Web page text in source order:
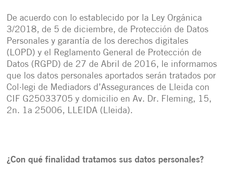
De acuerdo con lo establecido por la Ley Orgánica
3/2018, de 5 de diciembre, de Protección de Datos
Personales y garantía de los derechos digitales
(LOPD) y el Reglamento General de Protección de
Datos (RGPD) de 27 de Abril de 2016, le informamos
que los datos personales aportados serán tratados por
Col·legi de Mediadors d’Assegurances de Lleida con
CIF G25033705 y domicilio en Av. Dr. Fleming, 15,
2n. 1a 25006, LLEIDA (Lleida).
¿Con qué finalidad tratamos sus datos personales?